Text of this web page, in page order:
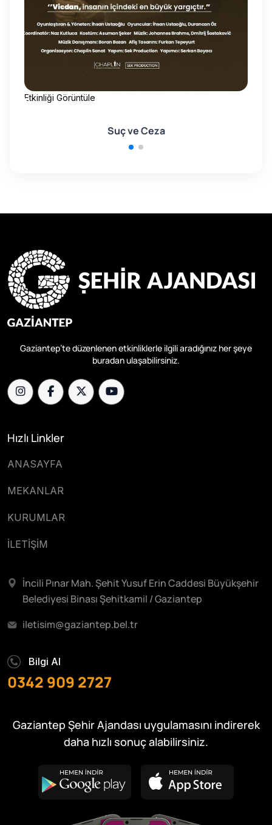
Etkinliği Görüntüle
Suç ve Ceza
Gaziantep’te düzenlenen etkinliklerle ilgili aradığınız her şeye
buradan ulaşabilirsiniz.
Hızlı Linkler
ANASAYFA
MEKANLAR
KURUMLAR
İLETİŞİM
İncili Pınar Mah. Şehit Yusuf Erin Caddesi Büyükşehir
Belediyesi Binası Şehitkamil / Gaziantep
iletisim@gaziantep.bel.tr
Bilgi Al
0342 909 2727
Gaziantep Şehir Ajandası uygulamasını indirerek
daha hızlı sonuç alabilirsiniz.